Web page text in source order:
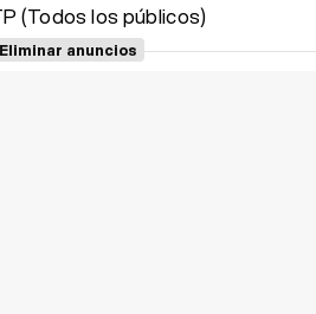
(Todos los públicos)
Eliminar anuncios